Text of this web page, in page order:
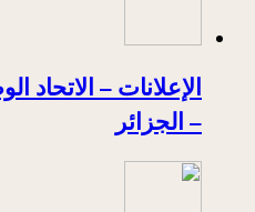
الإعلانات – الاتحاد
– الجزائر